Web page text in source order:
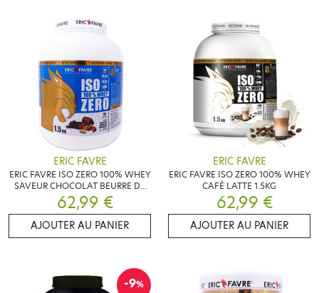
ERIC FAVRE
ERIC FAVRE ISO ZERO 100% WHEY
SAVEUR CHOCOLAT BEURRE DE
CACAHUÈTE 1.5KG
62,99 €
AJOUTER AU PANIER
ERIC FAVRE
ERIC FAVRE ISO ZERO 100% WHEY
CAFÉ LATTE 1.5KG
62,99 €
AJOUTER AU PANIER
-9%